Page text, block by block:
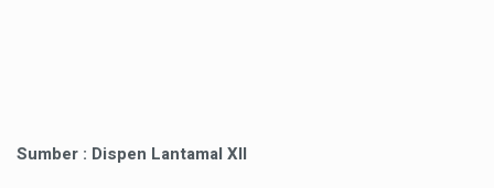
Sumber : Dispen Lantamal XII